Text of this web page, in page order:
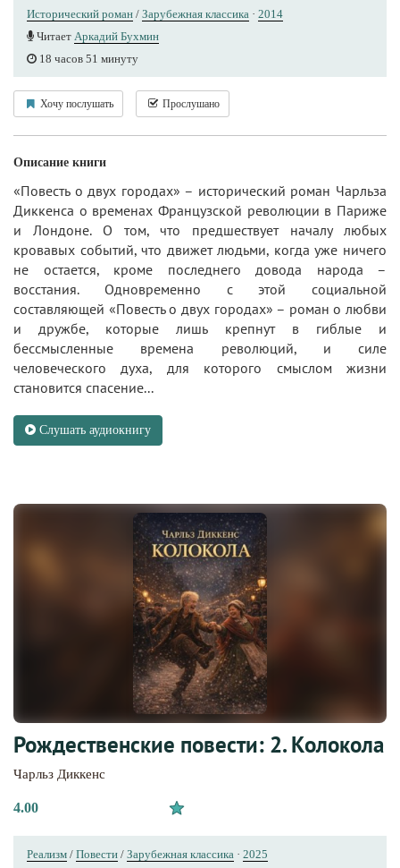
Исторический роман / Зарубежная классика · 2014
Читает Аркадий Бухмин
18 часов 51 минуту
Хочу послушать Прослушано
Описание книги
«Повесть о двух городах» – исторический роман Чарльза
Диккенса о временах Французской революции в Париже
и Лондоне. О том, что предшествует началу любых
кровавых событий, что движет людьми, когда уже ничего
не остается, кроме последнего довода народа –
восстания. Одновременно с этой социальной
составляющей «Повесть о двух городах» – роман о любви
и дружбе, которые лишь крепнут в гиблые и
бессмысленные времена революций, и силе
человеческого духа, для которого смыслом жизни
становится спасение...
Слушать аудиокнигу
Рождественские повести: 2. Колокола
Чарльз Диккенс
4.00
Реализм / Повести / Зарубежная классика · 2025